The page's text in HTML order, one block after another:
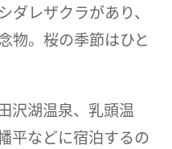
ダレザクラがあり、
物。桜の季節はひと
沢湖温泉、乳頭温
平などに宿泊するの